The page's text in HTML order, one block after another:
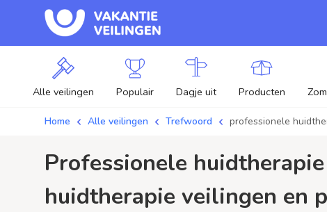
Alle veilingen Populair Dagje uit Producten
Home Alle veilingen Trefwoord professionele
professionele huidtherapie / aanbiedingen - Plaats je bod op professionele
huidtherapie veilingen en